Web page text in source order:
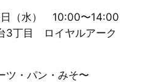
（水） 10:00〜14:00
3丁目 ロイヤルアーク
ツ・パン・みそ〜